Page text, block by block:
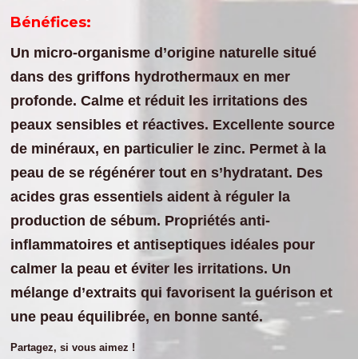
Bénéfices:
Un micro-organisme d’origine naturelle situé
dans des griffons hydrothermaux en mer
profonde. Calme et réduit les irritations des
peaux sensibles et réactives. Excellente source
de minéraux, en particulier le zinc. Permet à la
peau de se régénérer tout en s’hydratant. Des
acides gras essentiels aident à réguler la
production de sébum. Propriétés anti-
inflammatoires et antiseptiques idéales pour
calmer la peau et éviter les irritations. Un
mélange d’extraits qui favorisent la guérison et
une peau équilibrée, en bonne santé.
Partagez, si vous aimez !